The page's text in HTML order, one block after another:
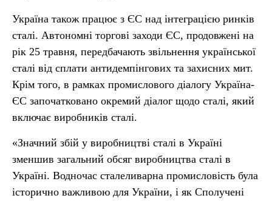
Україна також працює з ЄС над інтеграцією ринків
сталі. Автономні торгові заходи ЄС, продовжені на
рік 25 травня, передбачають звільнення української
сталі від сплати антидемпінгових та захисних мит.
Крім того, в рамках промислового діалогу Україна-
ЄС започатковано окремий діалог щодо сталі, який
включає виробників сталі.
«Значний збій у виробництві сталі в Україні
зменшив загальний обсяг виробництва сталі в
Україні. Водночас сталеливарна промисловість була
історично важливою для України, і як Сполучені